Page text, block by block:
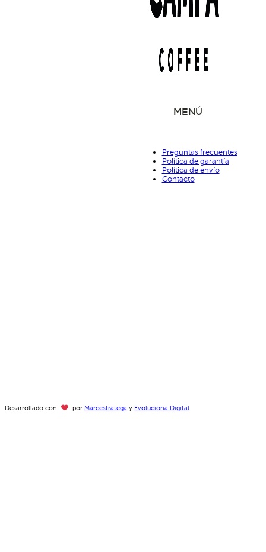
MENÚ
Preguntas frecuentes
Política de garantía
Política de envío
Contacto
Desarrollado con por Marcestratega y Evoluciona Digital